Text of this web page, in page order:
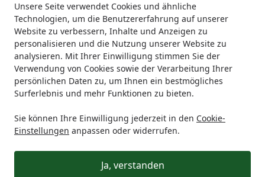
Unsere Seite verwendet Cookies und ähnliche
Technologien, um die Benutzererfahrung auf unserer
Website zu verbessern, Inhalte und Anzeigen zu
personalisieren und die Nutzung unserer Website zu
analysieren. Mit Ihrer Einwilligung stimmen Sie der
Verwendung von Cookies sowie der Verarbeitung Ihrer
persönlichen Daten zu, um Ihnen ein bestmögliches
Surferlebnis und mehr Funktionen zu bieten.
Sie können Ihre Einwilligung jederzeit in den Cookie-
Einstellungen anpassen oder widerrufen.
Ja, verstanden
Startseite
Schweiß-/Maschendraht Alberts® Maschendraht
Alberts® Maschendraht-Geflecht
Typ 2,2